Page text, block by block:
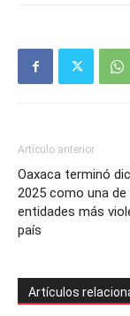
Artículo anterior
Oaxaca terminó
2025 como una de
entidades más
país
Artículos